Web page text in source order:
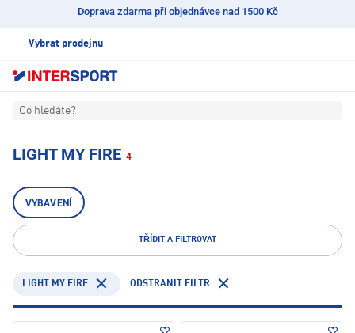
Doprava zdarma při objednávce nad 1500 Kč
Vybrat prodejnu
Co hledáte?
LIGHT MY FIRE 4
VYBAVENÍ
TŘÍDIT A FILTROVAT
LIGHT MY FIRE ODSTRANIT FILTR